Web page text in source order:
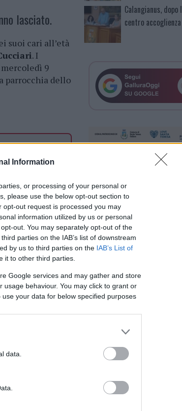
Information
or processing of your personal or
please use the below opt-out section to
out request is processed you may
information utilized by us or personal
out. You may separately opt-out of the
parties on the IAB’s list of downstream
by us to third parties on the IAB’s List of
it to other third parties.
Google services and may gather and store
behaviour. You may click to grant or
your data for below specified purposes
data.
lasciato.
suoi cari all’età
. I
9
parrocchia dello
del sito o
Calangianus,
centro
NECROLOGIE